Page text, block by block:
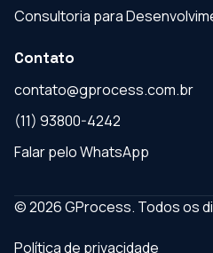
Consultoria para
Contato
contato@gprocess.com.br
(11) 93800-4242
Falar pelo WhatsApp
© 2026 GProcess. Todos os
Política de privacidade